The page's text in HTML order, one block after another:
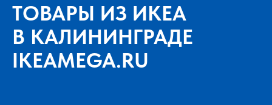
ТОВАРЫ ИЗ ИКЕА
В КАЛИНИНГРАДЕ
IKEAMEGA.RU